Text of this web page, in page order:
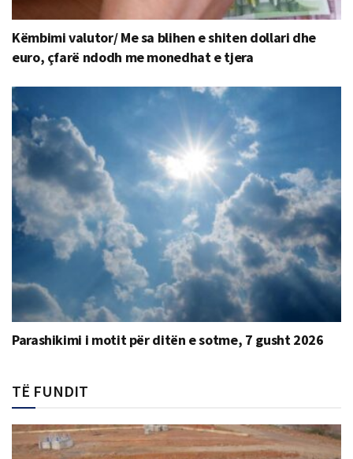
Këmbimi valutor/ Me sa blihen e shiten dollari dhe
euro, çfarë ndodh me monedhat e tjera
Parashikimi i motit për ditën e sotme, 7 gusht 2026
TË FUNDIT